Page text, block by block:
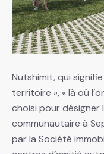
Nutshimit, qui
territoire », « là où
choisi pour désigner
communautaire à
par la Société